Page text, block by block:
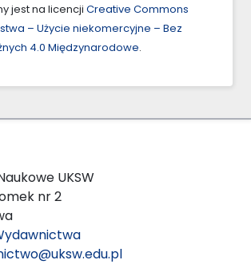
jest na licencji Creative Commons
– Użycie niekomercyjne – Bez
4.0 Międzynarodowe.
UKSW
nr 2